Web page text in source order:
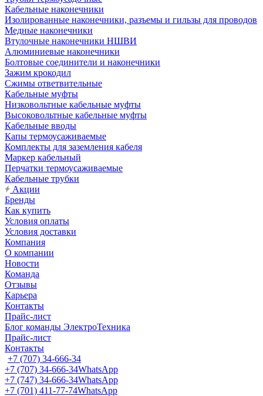
Кабельные наконечники
Изолированные наконечники, разъемы и гильзы для проводов
Медные наконечники
Втулочные наконечники НШВИ
Алюминиевые наконечники
Болтовые соединители и наконечники
Зажим крокодил
Сжимы ответвительные
Кабельные муфты
Низковольтные кабельные муфты
Высоковольтные кабельные муфты
Кабельные вводы
Капы термоусаживаемые
Комплекты для заземления кабеля
Маркер кабельный
Перчатки термоусаживаемые
Кабельные трубки
Акции
Бренды
Как купить
Условия оплаты
Условия доставки
Компания
О компании
Новости
Команда
Отзывы
Карьера
Контакты
Прайс-лист
Блог команды ЭлектроТехника
Прайс-лист
Контакты
+7 (707) 34-666-34
+7 (707) 34-666-34WhatsApp
+7 (747) 34-666-34WhatsApp
+7 (701) 411-77-74WhatsApp